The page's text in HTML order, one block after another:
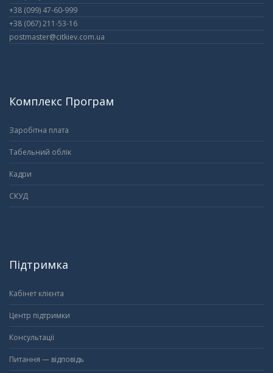
+38 (099) 47-60-999
+38 (067) 211-53-16
postmaster@citkiev.com.ua
Комплекс Програм
Заробітна плата
Табельний облік
Кадри
СКУД
Підтримка
Кабінет клієнта
Центр підтримки
Консультації
Питання — відповідь